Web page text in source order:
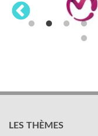
LES THÈMES